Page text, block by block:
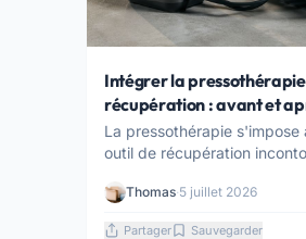
Intégrer la
récupération : avant et
La pressothérapie
outil de récupération
Thomas·5 juillet 2026
Partager Sauvegarder